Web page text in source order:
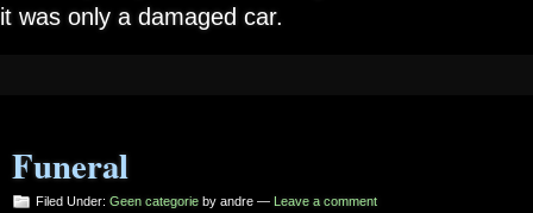
it was only a damaged car.
Funeral
Filed Under: Geen categorie by andre — Leave a comment